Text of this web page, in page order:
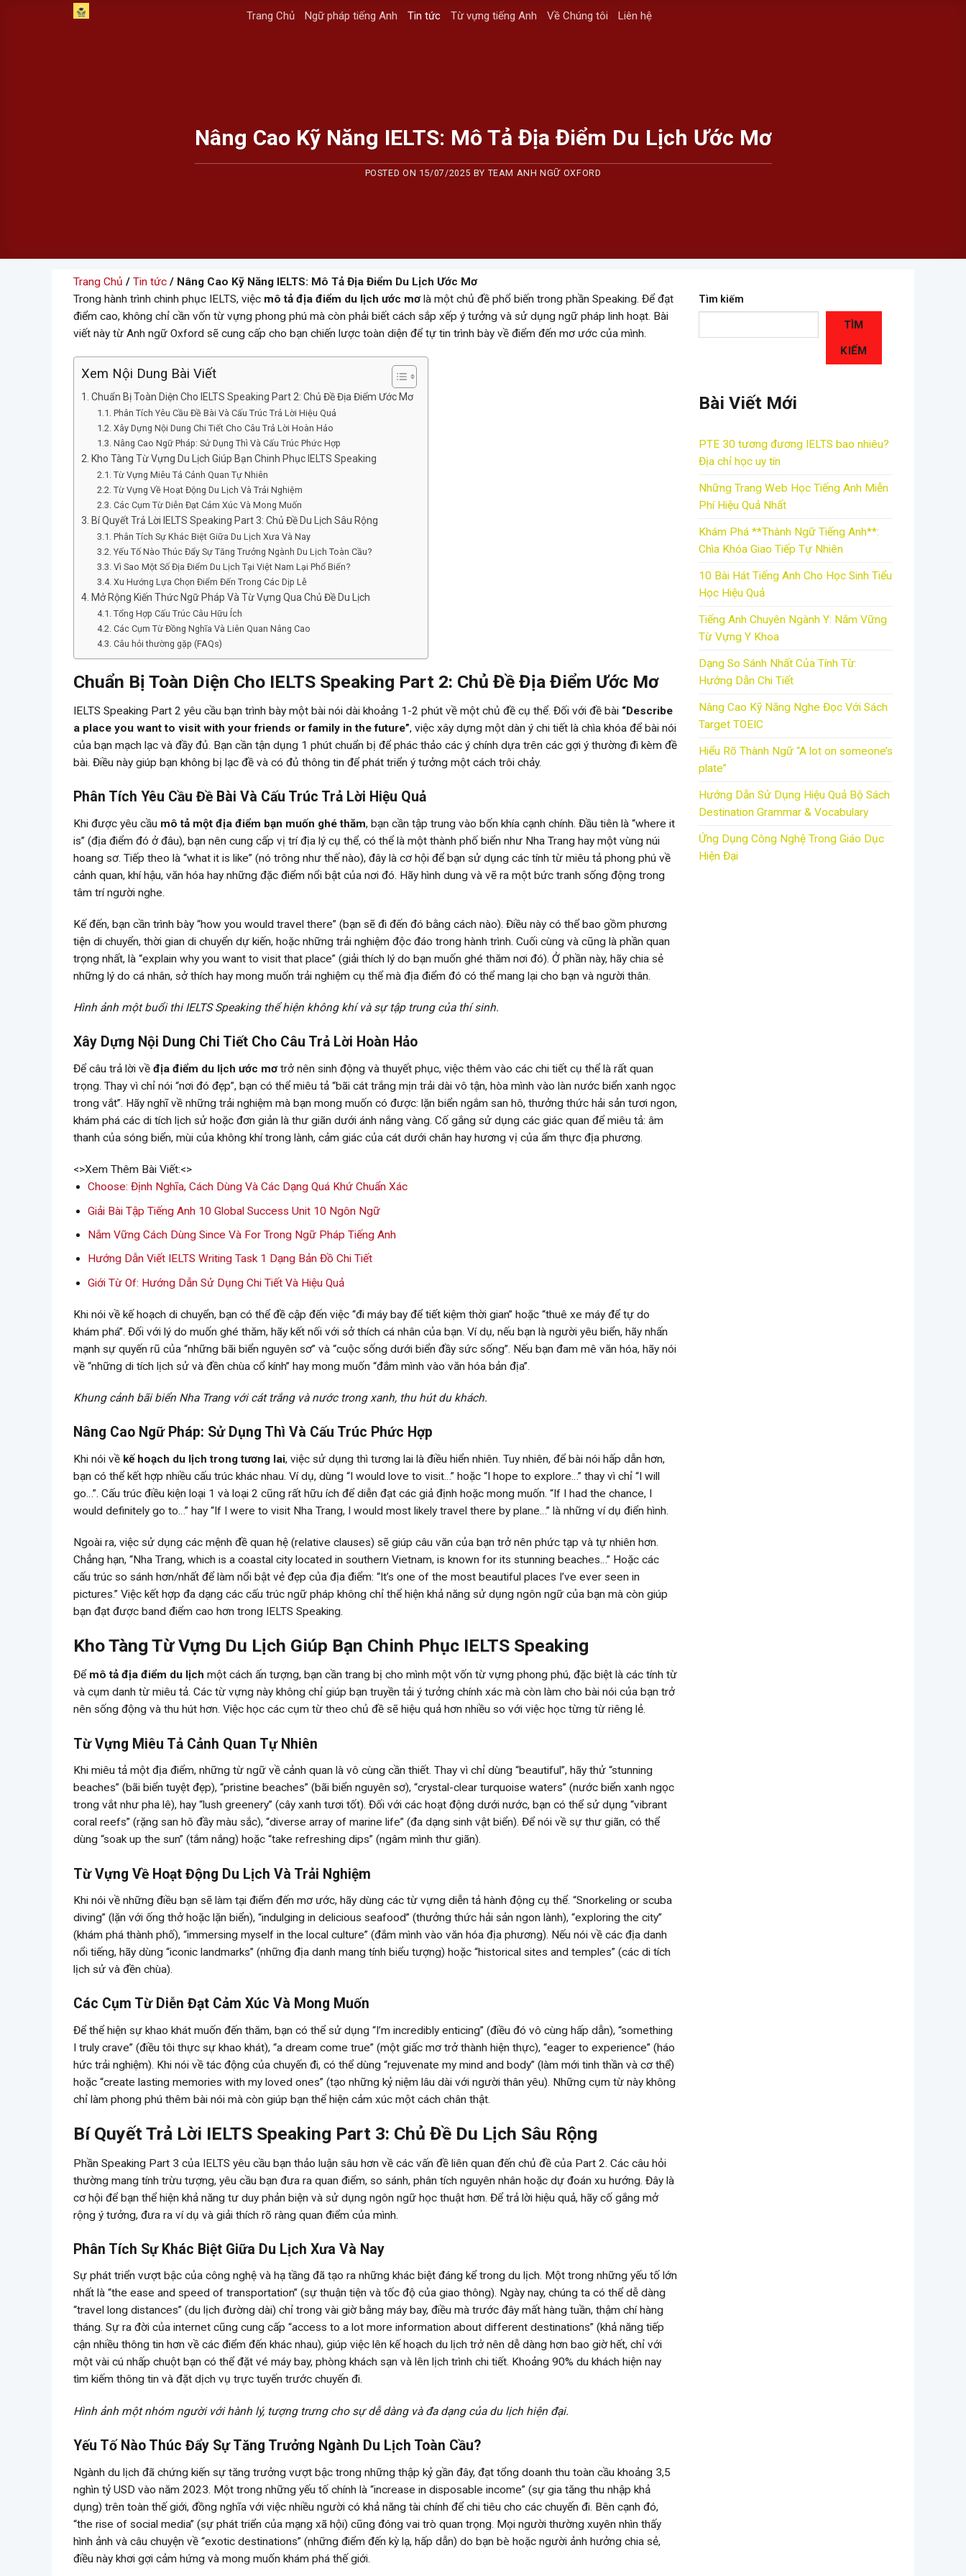
Trang Chủ Ngữ pháp tiếng Anh Tin tức Từ vựng tiếng Anh Về Chúng tôi Liên hệ
Nâng Cao Kỹ Năng IELTS: Mô Tả Địa Điểm Du Lịch Ước Mơ
POSTED ON 15/07/2025 BY TEAM ANH NGỮ OXFORD
Trang Chủ / Tin tức / Nâng Cao Kỹ Năng IELTS: Mô Tả Địa Điểm Du Lịch Ước Mơ
Trong hành trình chinh phục IELTS, việc mô tả địa điểm du lịch ước mơ là một chủ đề phổ biến trong phần Speaking. Để đạt
điểm cao, không chỉ cần vốn từ vựng phong phú mà còn phải biết cách sắp xếp ý tưởng và sử dụng ngữ pháp linh hoạt. Bài
viết này từ Anh ngữ Oxford sẽ cung cấp cho bạn chiến lược toàn diện để tự tin trình bày về điểm đến mơ ước của mình.
Xem Nội Dung Bài Viết
Chuẩn Bị Toàn Diện Cho IELTS Speaking Part 2: Chủ Đề Địa Điểm Ước Mơ
Phân Tích Yêu Cầu Đề Bài Và Cấu Trúc Trả Lời Hiệu Quả
Xây Dựng Nội Dung Chi Tiết Cho Câu Trả Lời Hoàn Hảo
Nâng Cao Ngữ Pháp: Sử Dụng Thì Và Cấu Trúc Phức Hợp
Kho Tàng Từ Vựng Du Lịch Giúp Bạn Chinh Phục IELTS Speaking
Từ Vựng Miêu Tả Cảnh Quan Tự Nhiên
Từ Vựng Về Hoạt Động Du Lịch Và Trải Nghiệm
Các Cụm Từ Diễn Đạt Cảm Xúc Và Mong Muốn
Bí Quyết Trả Lời IELTS Speaking Part 3: Chủ Đề Du Lịch Sâu Rộng
Phân Tích Sự Khác Biệt Giữa Du Lịch Xưa Và Nay
Yếu Tố Nào Thúc Đẩy Sự Tăng Trưởng Ngành Du Lịch Toàn Cầu?
Vì Sao Một Số Địa Điểm Du Lịch Tại Việt Nam Lại Phổ Biến?
Xu Hướng Lựa Chọn Điểm Đến Trong Các Dịp Lễ
Mở Rộng Kiến Thức Ngữ Pháp Và Từ Vựng Qua Chủ Đề Du Lịch
Tổng Hợp Cấu Trúc Câu Hữu Ích
Các Cụm Từ Đồng Nghĩa Và Liên Quan Nâng Cao
Câu hỏi thường gặp (FAQs)
Chuẩn Bị Toàn Diện Cho IELTS Speaking Part 2: Chủ Đề Địa Điểm Ước Mơ
IELTS Speaking Part 2 yêu cầu bạn trình bày một bài nói dài khoảng 1-2 phút về một chủ đề cụ thể. Đối với đề bài “Describe
a place you want to visit with your friends or family in the future”, việc xây dựng một dàn ý chi tiết là chìa khóa để bài nói
của bạn mạch lạc và đầy đủ. Bạn cần tận dụng 1 phút chuẩn bị để phác thảo các ý chính dựa trên các gợi ý thường đi kèm đề
bài. Điều này giúp bạn không bị lạc đề và có đủ thông tin để phát triển ý tưởng một cách trôi chảy.
Phân Tích Yêu Cầu Đề Bài Và Cấu Trúc Trả Lời Hiệu Quả
Khi được yêu cầu mô tả một địa điểm bạn muốn ghé thăm, bạn cần tập trung vào bốn khía cạnh chính. Đầu tiên là “where it
is” (địa điểm đó ở đâu), bạn nên cung cấp vị trí địa lý cụ thể, có thể là một thành phố biển như Nha Trang hay một vùng núi
hoang sơ. Tiếp theo là “what it is like” (nó trông như thế nào), đây là cơ hội để bạn sử dụng các tính từ miêu tả phong phú về
cảnh quan, khí hậu, văn hóa hay những đặc điểm nổi bật của nơi đó. Hãy hình dung và vẽ ra một bức tranh sống động trong
tâm trí người nghe.
Kế đến, bạn cần trình bày “how you would travel there” (bạn sẽ đi đến đó bằng cách nào). Điều này có thể bao gồm phương
tiện di chuyển, thời gian di chuyển dự kiến, hoặc những trải nghiệm độc đáo trong hành trình. Cuối cùng và cũng là phần quan
trọng nhất, là “explain why you want to visit that place” (giải thích lý do bạn muốn ghé thăm nơi đó). Ở phần này, hãy chia sẻ
những lý do cá nhân, sở thích hay mong muốn trải nghiệm cụ thể mà địa điểm đó có thể mang lại cho bạn và người thân.
Hình ảnh một buổi thi IELTS Speaking thể hiện không khí và sự tập trung của thí sinh.
Xây Dựng Nội Dung Chi Tiết Cho Câu Trả Lời Hoàn Hảo
Để câu trả lời về địa điểm du lịch ước mơ trở nên sinh động và thuyết phục, việc thêm vào các chi tiết cụ thể là rất quan
trọng. Thay vì chỉ nói “nơi đó đẹp”, bạn có thể miêu tả “bãi cát trắng mịn trải dài vô tận, hòa mình vào làn nước biển xanh ngọc
trong vắt”. Hãy nghĩ về những trải nghiệm mà bạn mong muốn có được: lặn biển ngắm san hô, thưởng thức hải sản tươi ngon,
khám phá các di tích lịch sử hoặc đơn giản là thư giãn dưới ánh nắng vàng. Cố gắng sử dụng các giác quan để miêu tả: âm
thanh của sóng biển, mùi của không khí trong lành, cảm giác của cát dưới chân hay hương vị của ẩm thực địa phương.
<>Xem Thêm Bài Viết:<>
Choose: Định Nghĩa, Cách Dùng Và Các Dạng Quá Khứ Chuẩn Xác
Giải Bài Tập Tiếng Anh 10 Global Success Unit 10 Ngôn Ngữ
Nắm Vững Cách Dùng Since Và For Trong Ngữ Pháp Tiếng Anh
Hướng Dẫn Viết IELTS Writing Task 1 Dạng Bản Đồ Chi Tiết
Giới Từ Of: Hướng Dẫn Sử Dụng Chi Tiết Và Hiệu Quả
Khi nói về kế hoạch di chuyển, bạn có thể đề cập đến việc “đi máy bay để tiết kiệm thời gian” hoặc “thuê xe máy để tự do
khám phá”. Đối với lý do muốn ghé thăm, hãy kết nối với sở thích cá nhân của bạn. Ví dụ, nếu bạn là người yêu biển, hãy nhấn
mạnh sự quyến rũ của “những bãi biển nguyên sơ” và “cuộc sống dưới biển đầy sức sống”. Nếu bạn đam mê văn hóa, hãy nói
về “những di tích lịch sử và đền chùa cổ kính” hay mong muốn “đắm mình vào văn hóa bản địa”.
Khung cảnh bãi biển Nha Trang với cát trắng và nước trong xanh, thu hút du khách.
Nâng Cao Ngữ Pháp: Sử Dụng Thì Và Cấu Trúc Phức Hợp
Khi nói về kế hoạch du lịch trong tương lai, việc sử dụng thì tương lai là điều hiển nhiên. Tuy nhiên, để bài nói hấp dẫn hơn,
bạn có thể kết hợp nhiều cấu trúc khác nhau. Ví dụ, dùng “I would love to visit…” hoặc “I hope to explore…” thay vì chỉ “I will
go…”. Cấu trúc điều kiện loại 1 và loại 2 cũng rất hữu ích để diễn đạt các giả định hoặc mong muốn. “If I had the chance, I
would definitely go to…” hay “If I were to visit Nha Trang, I would most likely travel there by plane…” là những ví dụ điển hình.
Ngoài ra, việc sử dụng các mệnh đề quan hệ (relative clauses) sẽ giúp câu văn của bạn trở nên phức tạp và tự nhiên hơn.
Chẳng hạn, “Nha Trang, which is a coastal city located in southern Vietnam, is known for its stunning beaches…” Hoặc các
cấu trúc so sánh hơn/nhất để làm nổi bật vẻ đẹp của địa điểm: “It’s one of the most beautiful places I’ve ever seen in
pictures.” Việc kết hợp đa dạng các cấu trúc ngữ pháp không chỉ thể hiện khả năng sử dụng ngôn ngữ của bạn mà còn giúp
bạn đạt được band điểm cao hơn trong IELTS Speaking.
Kho Tàng Từ Vựng Du Lịch Giúp Bạn Chinh Phục IELTS Speaking
Để mô tả địa điểm du lịch một cách ấn tượng, bạn cần trang bị cho mình một vốn từ vựng phong phú, đặc biệt là các tính từ
và cụm danh từ miêu tả. Các từ vựng này không chỉ giúp bạn truyền tải ý tưởng chính xác mà còn làm cho bài nói của bạn trở
nên sống động và thu hút hơn. Việc học các cụm từ theo chủ đề sẽ hiệu quả hơn nhiều so với việc học từng từ riêng lẻ.
Từ Vựng Miêu Tả Cảnh Quan Tự Nhiên
Khi miêu tả một địa điểm, những từ ngữ về cảnh quan là vô cùng cần thiết. Thay vì chỉ dùng “beautiful”, hãy thử “stunning
beaches” (bãi biển tuyệt đẹp), “pristine beaches” (bãi biển nguyên sơ), “crystal-clear turquoise waters” (nước biển xanh ngọc
trong vắt như pha lê), hay “lush greenery” (cây xanh tươi tốt). Đối với các hoạt động dưới nước, bạn có thể sử dụng “vibrant
coral reefs” (rặng san hô đầy màu sắc), “diverse array of marine life” (đa dạng sinh vật biển). Để nói về sự thư giãn, có thể
dùng “soak up the sun” (tắm nắng) hoặc “take refreshing dips” (ngâm mình thư giãn).
Từ Vựng Về Hoạt Động Du Lịch Và Trải Nghiệm
Khi nói về những điều bạn sẽ làm tại điểm đến mơ ước, hãy dùng các từ vựng diễn tả hành động cụ thể. “Snorkeling or scuba
diving” (lặn với ống thở hoặc lặn biển), “indulging in delicious seafood” (thưởng thức hải sản ngon lành), “exploring the city”
(khám phá thành phố), “immersing myself in the local culture” (đắm mình vào văn hóa địa phương). Nếu nói về các địa danh
nổi tiếng, hãy dùng “iconic landmarks” (những địa danh mang tính biểu tượng) hoặc “historical sites and temples” (các di tích
lịch sử và đền chùa).
Các Cụm Từ Diễn Đạt Cảm Xúc Và Mong Muốn
Để thể hiện sự khao khát muốn đến thăm, bạn có thể sử dụng “I’m incredibly enticing” (điều đó vô cùng hấp dẫn), “something
I truly crave” (điều tôi thực sự khao khát), “a dream come true” (một giấc mơ trở thành hiện thực), “eager to experience” (háo
hức trải nghiệm). Khi nói về tác động của chuyến đi, có thể dùng “rejuvenate my mind and body” (làm mới tinh thần và cơ thể)
hoặc “create lasting memories with my loved ones” (tạo những kỷ niệm lâu dài với người thân yêu). Những cụm từ này không
chỉ làm phong phú thêm bài nói mà còn giúp bạn thể hiện cảm xúc một cách chân thật.
Bí Quyết Trả Lời IELTS Speaking Part 3: Chủ Đề Du Lịch Sâu Rộng
Phần Speaking Part 3 của IELTS yêu cầu bạn thảo luận sâu hơn về các vấn đề liên quan đến chủ đề của Part 2. Các câu hỏi
thường mang tính trừu tượng, yêu cầu bạn đưa ra quan điểm, so sánh, phân tích nguyên nhân hoặc dự đoán xu hướng. Đây là
cơ hội để bạn thể hiện khả năng tư duy phản biện và sử dụng ngôn ngữ học thuật hơn. Để trả lời hiệu quả, hãy cố gắng mở
rộng ý tưởng, đưa ra ví dụ và giải thích rõ ràng quan điểm của mình.
Phân Tích Sự Khác Biệt Giữa Du Lịch Xưa Và Nay
Sự phát triển vượt bậc của công nghệ và hạ tầng đã tạo ra những khác biệt đáng kể trong du lịch. Một trong những yếu tố lớn
nhất là “the ease and speed of transportation” (sự thuận tiện và tốc độ của giao thông). Ngày nay, chúng ta có thể dễ dàng
“travel long distances” (du lịch đường dài) chỉ trong vài giờ bằng máy bay, điều mà trước đây mất hàng tuần, thậm chí hàng
tháng. Sự ra đời của internet cũng cung cấp “access to a lot more information about different destinations” (khả năng tiếp
cận nhiều thông tin hơn về các điểm đến khác nhau), giúp việc lên kế hoạch du lịch trở nên dễ dàng hơn bao giờ hết, chỉ với
một vài cú nhấp chuột bạn có thể đặt vé máy bay, phòng khách sạn và lên lịch trình chi tiết. Khoảng 90% du khách hiện nay
tìm kiếm thông tin và đặt dịch vụ trực tuyến trước chuyến đi.
Hình ảnh một nhóm người với hành lý, tượng trưng cho sự dễ dàng và đa dạng của du lịch hiện đại.
Yếu Tố Nào Thúc Đẩy Sự Tăng Trưởng Ngành Du Lịch Toàn Cầu?
Ngành du lịch đã chứng kiến sự tăng trưởng vượt bậc trong những thập kỷ gần đây, đạt tổng doanh thu toàn cầu khoảng 3,5
nghìn tỷ USD vào năm 2023. Một trong những yếu tố chính là “increase in disposable income” (sự gia tăng thu nhập khả
dụng) trên toàn thế giới, đồng nghĩa với việc nhiều người có khả năng tài chính để chi tiêu cho các chuyến đi. Bên cạnh đó,
“the rise of social media” (sự phát triển của mạng xã hội) cũng đóng vai trò quan trọng. Mọi người thường xuyên nhìn thấy
hình ảnh và câu chuyện về “exotic destinations” (những điểm đến kỳ lạ, hấp dẫn) do bạn bè hoặc người ảnh hưởng chia sẻ,
điều này khơi gợi cảm hứng và mong muốn khám phá thế giới.
Tìm kiếm
TÌM
KIẾM
Bài Viết Mới
PTE 30 tương đương IELTS bao nhiêu?
Địa chỉ học uy tín
Những Trang Web Học Tiếng Anh Miễn
Phí Hiệu Quả Nhất
Khám Phá **Thành Ngữ Tiếng Anh**:
Chìa Khóa Giao Tiếp Tự Nhiên
10 Bài Hát Tiếng Anh Cho Học Sinh Tiểu
Học Hiệu Quả
Tiếng Anh Chuyên Ngành Y: Nắm Vững
Từ Vựng Y Khoa
Dạng So Sánh Nhất Của Tính Từ:
Hướng Dẫn Chi Tiết
Nâng Cao Kỹ Năng Nghe Đọc Với Sách
Target TOEIC
Hiểu Rõ Thành Ngữ “A lot on someone’s
plate”
Hướng Dẫn Sử Dụng Hiệu Quả Bộ Sách
Destination Grammar & Vocabulary
Ứng Dụng Công Nghệ Trong Giáo Dục
Hiện Đại